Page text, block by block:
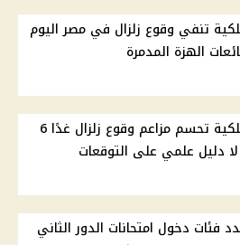
تنفي وقوع زلزال في مصر اليوم
الهزة المدمرة
البحوث الفلكية تحسم مزاعم وقوع زلزال غدًا 6
دليل علمي على التوقعات
فئات دخول امتحانات الدور الثاني